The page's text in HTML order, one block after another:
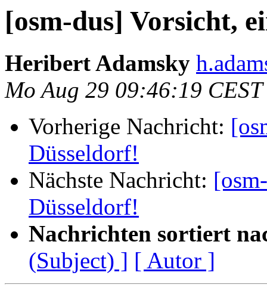
[osm-dus] Vorsicht,
Heribert Adamsky
Mo Aug 29 09:46:19
Vorherige Nachricht:
Düsseldorf!
Nächste Nachricht:
Düsseldorf!
Nachrichten sortiert
(Subject) ] [ Autor ]